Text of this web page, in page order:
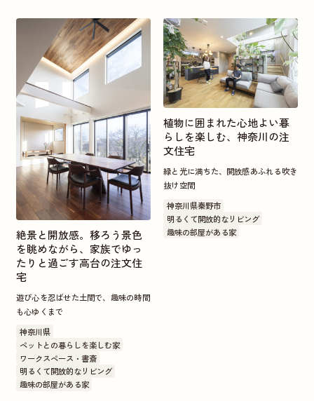
絶景と開放感。移ろう景色
を眺めながら、家族でゆっ
たりと過ごす高台の注文住
宅
遊び心を忍ばせた土間で、趣味の時間
も心ゆくまで
神奈川県
ペットとの暮らしを楽しむ家
ワークスペース・書斎
明るくて開放的なリビング
趣味の部屋がある家
植物に囲まれた心地よい暮
らしを楽しむ、神奈川の注
文住宅
緑と光に満ちた、開放感あふれる吹き
抜け空間
神奈川県秦野市
明るくて開放的なリビング
趣味の部屋がある家